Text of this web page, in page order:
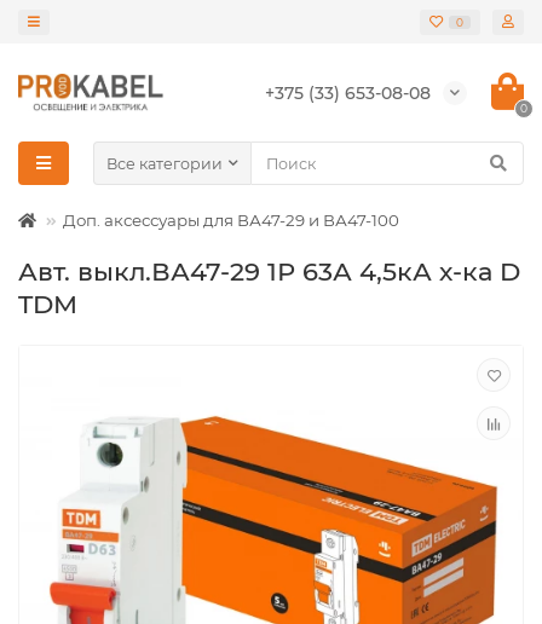
0
+375 (33) 653-08-08
0
Все категории
Доп. аксессуары для ВА47-29 и ВА47-100
Авт. выкл.ВА47-29 1Р 63А 4,5кА х-ка D
TDM